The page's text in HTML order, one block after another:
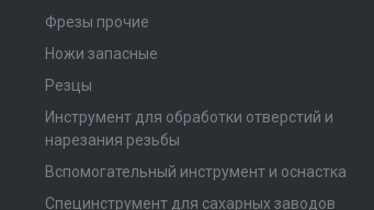
Фрезы прочие
Ножи запасные
Резцы
Инструмент для обработки отверстий и
нарезания резьбы
Вспомогательный инструмент и оснастка
Специнструмент для сахарных заводов